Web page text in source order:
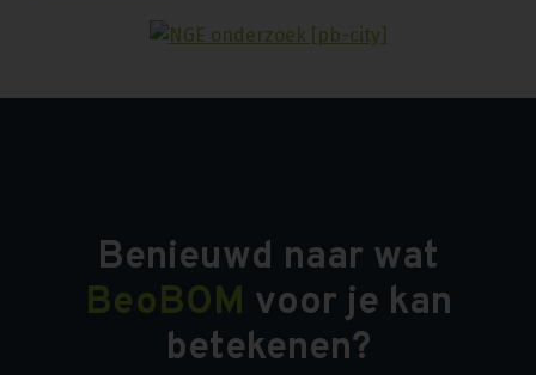
Benieuwd naar wat
BeoBOM voor je kan
betekenen?